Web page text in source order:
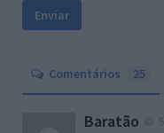
Comentários 25
Baratão